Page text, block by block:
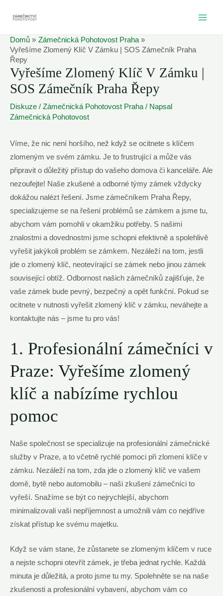
Domů
Zámečnická Pohotovost Praha
Vyřešíme Zlomený Klíč V Zámku | SOS Zámečník Praha
Řepy
Vyřešíme Zlomený Klíč V Zámku |
SOS Zámečník Praha Řepy
Diskuze / Zámečnická Pohotovost Praha / Napsal
Zámečnická Pohotovost
Víme, že nic není horšího, než když se ocitnete s klíčem
zlomeným ve svém zámku. Je to frustrující a může vás
připravit o důležitý přístup do vašeho domova či kanceláře. Ale
nezoufejte! Naše zkušené a odborné týmy zámek vždycky
dokážou nalézt řešení. Jsme zámečníkem Praha Řepy,
specializujeme se na řešení problémů se zámkem a jsme tu,
abychom vám pomohli v okamžiku potřeby. S našimi
znalostmi a dovednostmi jsme schopni efektivně a spolehlivě
vyřešit jakýkoli problém se zámkem. Nezáleží na tom, jestli
jde o zlomený klíč, neotevírající se zámek nebo jinou zámek
související obtíž. Odbornost našich zámečníků zajišťuje, že
vaše zámek bude pevný, bezpečný a opět funkční. Pokud se
ocitnete v nutnosti vyřešit zlomený klíč v zámku, neváhejte a
kontaktujte nás – jsme tu pro vás!
1. Profesionální zámečníci v
Praze: Vyřešíme zlomený
klíč a nabízíme rychlou
pomoc
Naše společnost se specializuje na profesionální zámečnické
služby v Praze, a to včetně rychlé pomoci při zlomení klíče v
zámku. Nezáleží na tom, zda jde o zlomený klíč ve vašem
domě, bytě nebo automobilu – naši zkušení zámečníci to
vyřeší. Snažíme se být co nejrychlejší, abychom
minimalizovali vaši nepříjemnost a umožnili vám co nejdříve
získat přístup ke svému majetku.
Když se vám stane, že zůstanete se zlomeným klíčem v ruce
a nejste schopni otevřít zámek, je třeba jednat rychle. Každá
minuta je důležitá, a proto jsme tu my. Spolehněte se na naše
zkušenosti a profesionální vybavení, abychom vám co